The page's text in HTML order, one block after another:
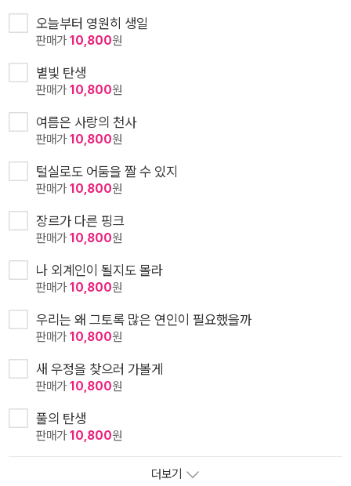
오늘부터 영원히 생일
판매가10,800원
별빛 탄생
판매가10,800원
여름은 사랑의 천사
판매가10,800원
털실로도 어둠을 짤 수 있지
판매가10,800원
장르가 다른 핑크
판매가10,800원
나 외계인이 될지도 몰라
판매가10,800원
우리는 왜 그토록 많은 연인이 필요했을까
판매가10,800원
새 우정을 찾으러 가볼게
판매가10,800원
풀의 탄생
판매가10,800원
더보기